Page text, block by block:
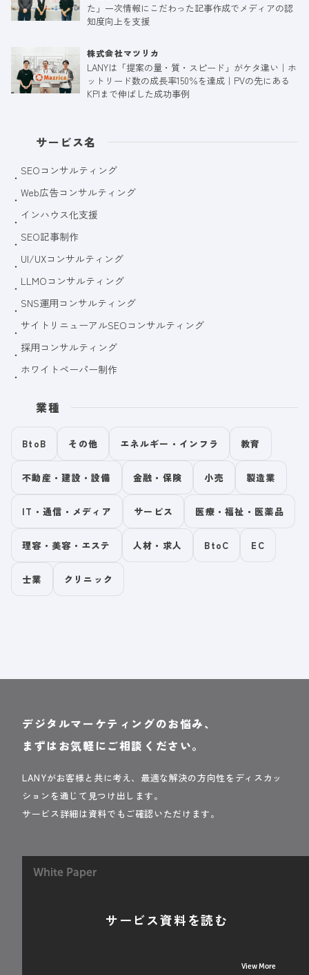
た」一次情報にこだわった記事作成でメディアの認
知度向上を支援
株式会社マツリカ
LANYは「提案の量・質・スピード」がケタ違い｜ホ
ットリード数の成長率150％を達成｜PVの先にある
KPIまで伸ばした成功事例
サービス名
SEOコンサルティング
Web広告コンサルティング
インハウス化支援
SEO記事制作
UI/UXコンサルティング
LLMOコンサルティング
SNS運用コンサルティング
サイトリニューアルSEOコンサルティング
採用コンサルティング
ホワイトペーパー制作
業種
BtoB その他 エネルギー・インフラ 教育
不動産・建設・設備 金融・保険 小売 製造業
IT・通信・メディア サービス 医療・福祉・医薬品
理容・美容・エステ 人材・求人 BtoC EC
士業 クリニック
デジタルマーケティングのお悩み、
まずはお気軽にご相談ください。
LANYがお客様と共に考え、最適な解決の方向性をディスカッ
ションを通じて見つけ出します。
サービス詳細は資料でもご確認いただけます。
White Paper
サービス資料を読む
View More